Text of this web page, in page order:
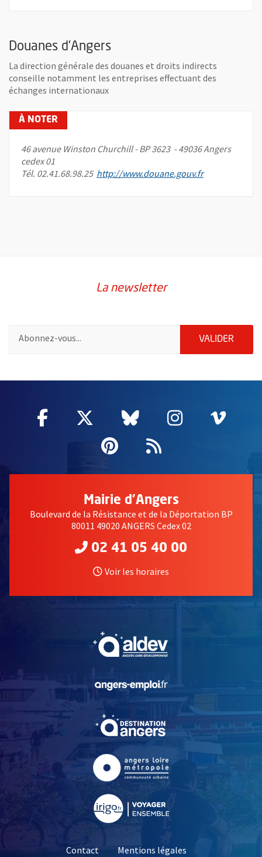
Douanes d’Angers
La direction générale des douanes et droits indirects
conseille notamment les entreprises effectuant des
échanges internationaux
46 avenue Winston Churchill - BP 3623 - 49036 Angers
cedex 01
Tél. 02.41.68.98.25 http://www.douane.gouv.fr, Ouvre une
La newsletter
VALIDER
Facebook
, Ouvre une nouvelle fenêtre
Twitter
, Ouvre une nouvelle
Bluesky
, Ouvre une
Instagram
, Ouvre
,
Pinterest
, Ouvre une
Flux RSS
Mairie d'Angers
Boulevard de la Résistance et de la Déportation BP
80011 49020 ANGERS Cedex 02
02 41 05 40 00
Voir les horaires
, Ouvre une nouvelle
, Ouvre une nouvelle
Contact Mentions légales